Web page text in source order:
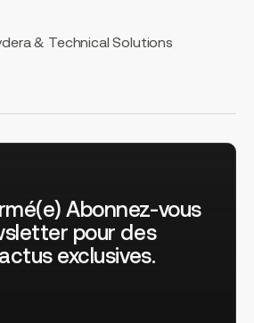
& Technical Solutions
Abonnez-vous
pour des
exclusives.